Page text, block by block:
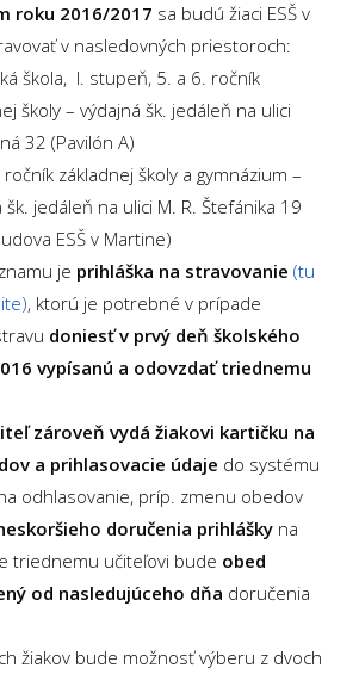
roku 2016/2017 sa budú žiaci ESŠ v
v nasledovných priestoroch:
škola, I. stupeň, 5. a 6. ročník
školy – výdajná šk. jedáleň na ulici
32 (Pavilón A)
ročník základnej školy a gymnázium –
šk. jedáleň na ulici M. R. Štefánika 19
ESŠ v Martine)
je prihláška na stravovanie (tu
, ktorú je potrebné v prípade
doniesť v prvý deň školského
vypísanú a odovzdať triednemu
zároveň vydá žiakovi kartičku na
a prihlasovacie údaje do systému
odhlasovanie, príp. zmenu obedov
doručenia prihlášky na
triednemu učiteľovi bude obed
od nasledujúceho dňa doručenia
žiakov bude možnosť výberu z dvoch